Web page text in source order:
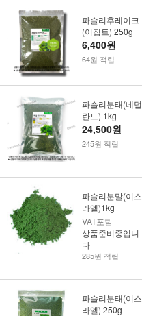
파슬리후레이크
(이집트) 250g
6,400원
64원 적립
파슬리분태(네덜
란드) 1kg
24,500원
245원 적립
파슬리분말(이스
라엘)1kg
VAT포함
상품준비중입니
다
285원 적립
파슬리분태(이스
라엘) 250g